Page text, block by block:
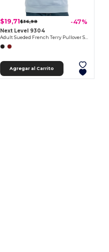
$19,71$36,98 -47%
Next Level 9304
Adult Sueded French Terry Pullover Sweatshirt
Agregar al Carrito